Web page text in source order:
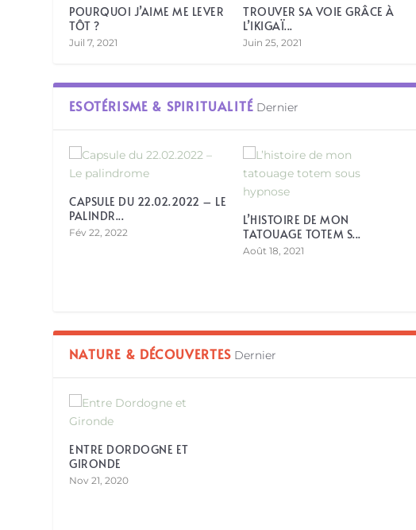
LE CBD : SCIENCES ET SPIRITUALITÉ
L’ANNEAU GASTRIQUE HYPNOTIQUE
POURQUOI J’AIME ME LEVER TÔT ?
POURQUOI J’AIME ME LEVER
TÔT ?
Juil 7, 2021
TROUVER SA VOIE GRÂCE À
L’IKIGAÏ...
Juin 25, 2021
ESOTÉRISME & SPIRITUALITÉ Dernier
CAPSULE DU 22.02.2022 – LE
PALINDR...
Fév 22, 2022
L’HISTOIRE DE MON
TATOUAGE TOTEM S...
Août 18, 2021
NATURE & DÉCOUVERTES Dernier
ENTRE DORDOGNE ET
GIRONDE
Nov 21, 2020